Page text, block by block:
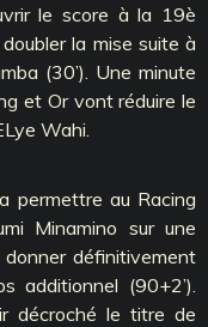
le score à la 19è
la mise suite à
(30’). Une minute
et Or vont réduire le
Wahi.
permettre au Racing
Minamino sur une
définitivement
additionnel (90+2’).
décroché le titre de